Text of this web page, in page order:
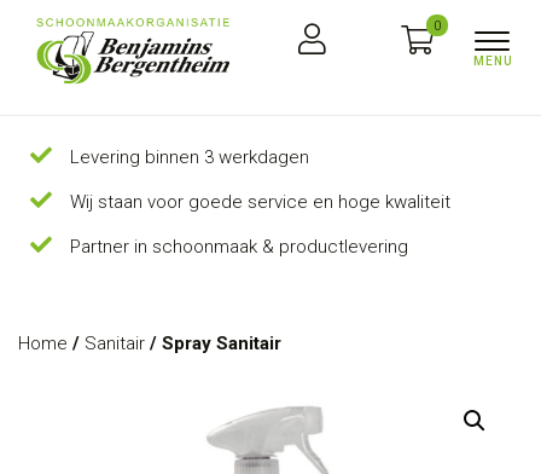
0
Levering binnen 3 werkdagen
Wij staan voor goede service en hoge kwaliteit
Partner in schoonmaak & productlevering
Home / Sanitair / Spray Sanitair